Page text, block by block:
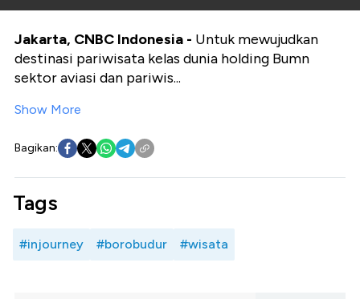
2024
Dunia
Jakarta, CNBC Indonesia - Untuk mewujudkan
destinasi pariwisata kelas dunia holding Bumn
sektor aviasi dan pariwis...
Show More
Bagikan:
Tags
#injourney #borobudur #wisata